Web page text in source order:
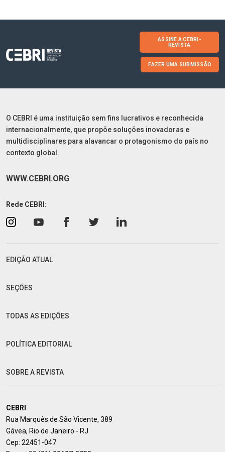
ASSINE A CEBRI-
REVISTA
FAZER UMA SUBMISSÃO
O CEBRI é uma instituição sem fins lucrativos e reconhecida
internacionalmente, que propõe soluções inovadoras e
multidisciplinares para alavancar o protagonismo do país no
contexto global.
WWW.CEBRI.ORG
Rede CEBRI:
EDIÇÃO ATUAL
SEÇÕES
TODAS AS EDIÇÕES
POLÍTICA EDITORIAL
SOBRE A REVISTA
CEBRI
Rua Marquês de São Vicente, 389
Gávea, Rio de Janeiro - RJ
Cep: 22451-047